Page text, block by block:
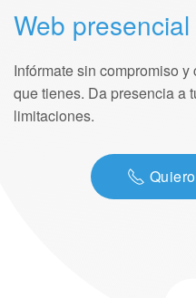
Web
Infórmate sin compromiso
que tienes. Da presencia a
limitaciones.